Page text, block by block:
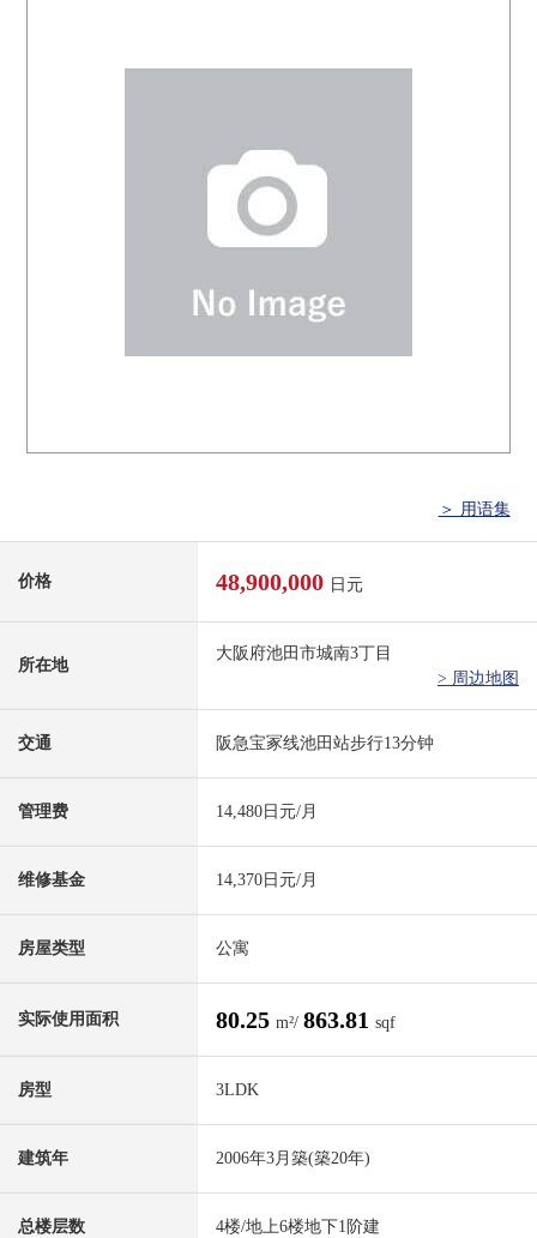
＞ 用语集
价格 48,900,000 日元
所在地
大阪府池田市城南3丁目
> 周边地图
交通 阪急宝冢线池田站步行13分钟
管理费 14,480日元/月
维修基金 14,370日元/月
房屋类型 公寓
实际使用面积 80.25 m²/ 863.81 sqf
房型 3LDK
建筑年 2006年3月築(築20年)
总楼层数 4楼/地上6楼地下1阶建